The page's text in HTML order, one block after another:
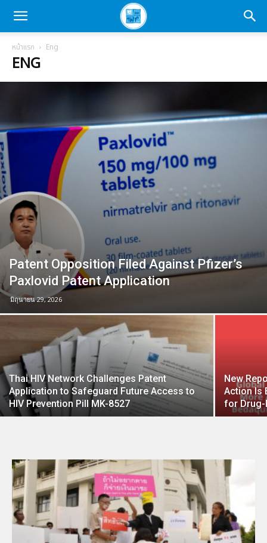
หน้าแรก Eng
ENG
Patent Opposition Filed Against Pfizer’s
Paxlovid Patent Application
มิถุนายน 29, 2026
Thai HIV Network Challenges Patent
Application to Safeguard Future Access to
HIV Prevention Pill MK-8527
New
Action Is
for Drug-